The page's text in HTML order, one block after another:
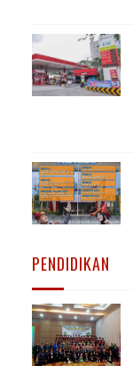
PENDIDIKAN